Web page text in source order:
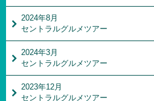
2024年8月
セントラルグルメツアー
2024年3月
セントラルグルメツアー
2023年12月
セントラルグルメツアー